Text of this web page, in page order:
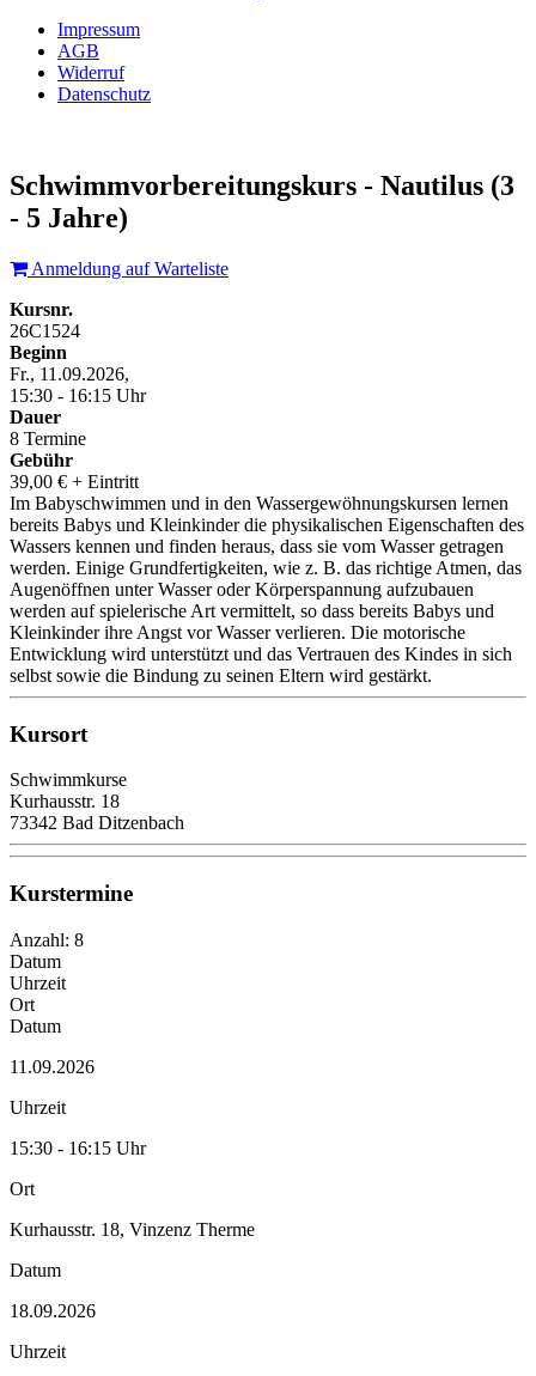
Impressum
AGB
Widerruf
Datenschutz
Schwimmvorbereitungskurs - Nautilus (3
- 5 Jahre)
Anmeldung auf Warteliste
Kursnr.
26C1524
Beginn
Fr., 11.09.2026,
15:30 - 16:15 Uhr
Dauer
8 Termine
Gebühr
39,00 € + Eintritt
Im Babyschwimmen und in den Wassergewöhnungskursen lernen
bereits Babys und Kleinkinder die physikalischen Eigenschaften des
Wassers kennen und finden heraus, dass sie vom Wasser getragen
werden. Einige Grundfertigkeiten, wie z. B. das richtige Atmen, das
Augenöffnen unter Wasser oder Körperspannung aufzubauen
werden auf spielerische Art vermittelt, so dass bereits Babys und
Kleinkinder ihre Angst vor Wasser verlieren. Die motorische
Entwicklung wird unterstützt und das Vertrauen des Kindes in sich
selbst sowie die Bindung zu seinen Eltern wird gestärkt.
Kursort
Schwimmkurse
Kurhausstr. 18
73342 Bad Ditzenbach
Kurstermine
Anzahl: 8
Datum
Uhrzeit
Ort
Datum
11.09.2026
Uhrzeit
15:30 - 16:15 Uhr
Ort
Kurhausstr. 18, Vinzenz Therme
Datum
18.09.2026
Uhrzeit